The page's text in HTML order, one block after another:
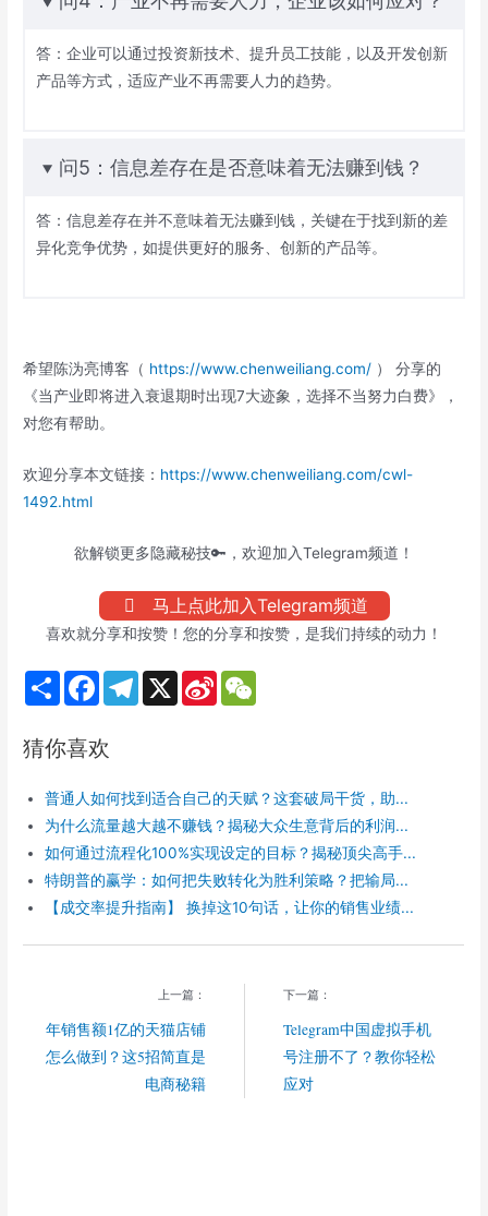
答：企业可以通过投资新技术、提升员工技能，以及开发创新
产品等方式，适应产业不再需要人力的趋势。
问5：信息差存在是否意味着无法赚到钱？
答：信息差存在并不意味着无法赚到钱，关键在于找到新的差
异化竞争优势，如提供更好的服务、创新的产品等。
希望陈沩亮博客（ https://www.chenweiliang.com/ ） 分享的
《当产业即将进入衰退期时出现7大迹象，选择不当努力白费》，
对您有帮助。
欢迎分享本文链接： https://www.chenweiliang.com/cwl-
1492.html
欲解锁更多隐藏秘技🔑，欢迎加入Telegram频道！
马上点此加入Telegram频道
喜欢就分享和按赞！您的分享和按赞，是我们持续的动力！
S
h
e
F
b
k
T
m
X
S
b
o
猜你喜欢
普通人如何找到适合自己的天赋？这套破局干货，助...
为什么流量越大越不赚钱？揭秘大众生意背后的利润...
如何通过流程化100%实现设定的目标？揭秘顶尖高手...
特朗普的赢学：如何把失败转化为胜利策略？把输局...
【成交率提升指南】 换掉这10句话，让你的销售业绩...
上一篇：
年销售额1亿的天猫店铺
怎么做到？这5招简直是
电商秘籍
下一篇：
Telegram中国虚拟手机
号注册不了？教你轻松
应对